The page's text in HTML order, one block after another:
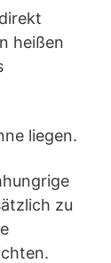
heißen
liegen.
zu